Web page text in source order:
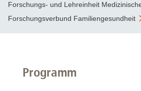
Forschungs- und Lehreinheit
Forschungsverbund Familiengesundheit
Programm